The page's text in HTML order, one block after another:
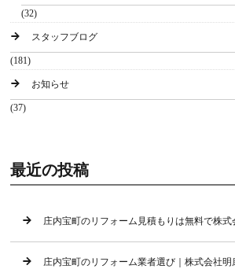
(32)
スタッフブログ
(181)
お知らせ
(37)
最近の投稿
庄内宝町のリフォーム見積もりは無料で株
庄内宝町のリフォーム業者選び｜株式会社明